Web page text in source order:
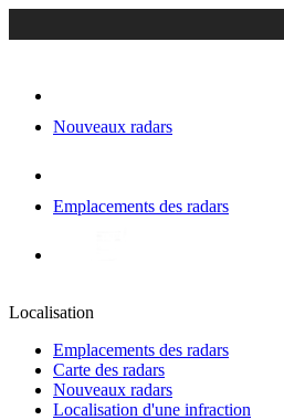
Nouveaux radars
Emplacements des radars
Localisation
Emplacements des radars
Carte des radars
Nouveaux radars
Localisation d'une infraction